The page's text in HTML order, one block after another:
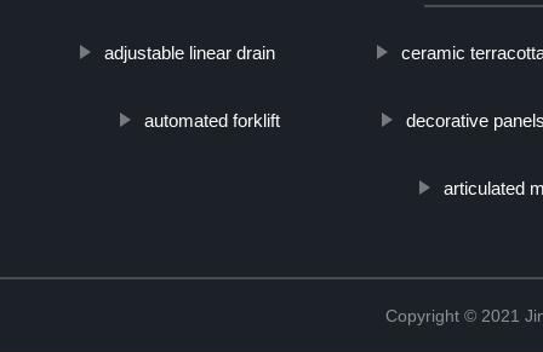
adjustable linear drain ceramic
automated forklift decorative
articulated
Copyright © 2021